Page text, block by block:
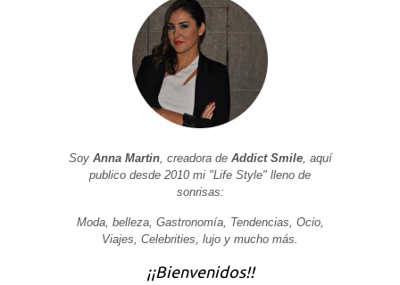
Soy Anna Martin, creadora de Addict Smile, aquí
publico desde 2010 mi "Life Style" lleno de
sonrisas:
Moda, belleza, Gastronomía, Tendencias, Ocio,
Viajes, Celebrities, lujo y mucho más.
¡¡Bienvenidos!!
de la web, en
base a cómo